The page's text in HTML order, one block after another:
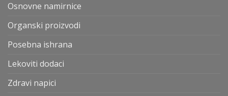
Osnovne namirnice
Organski proizvodi
Posebna ishrana
Lekoviti dodaci
Zdravi napici